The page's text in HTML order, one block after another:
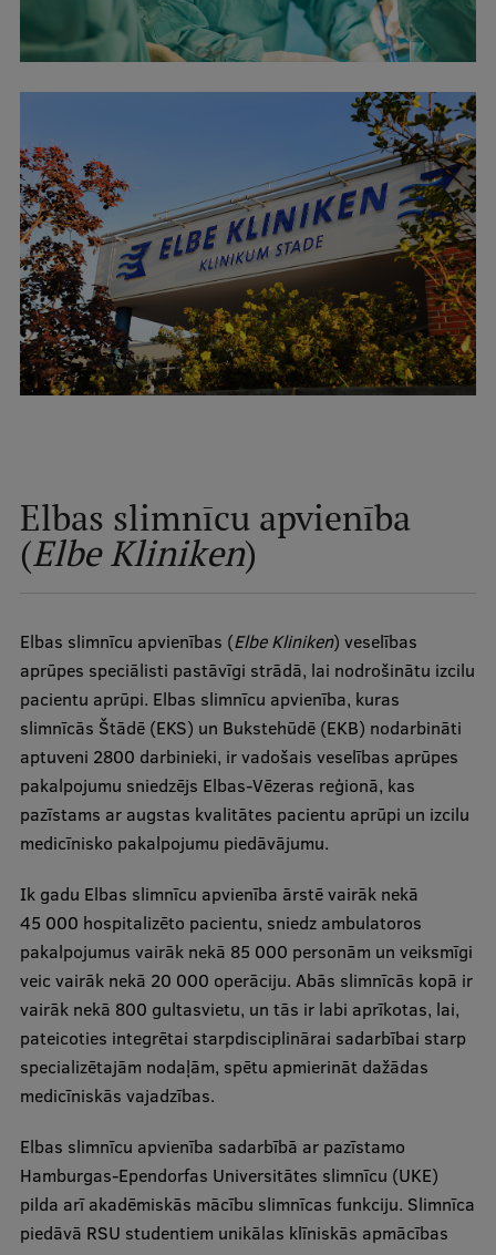
Studiju un vides pieejamība
Dati par 2025. gadu
Suvenīri un grāmatas
Mūžizglītība
Ētikas un līdztiesības mācības
Atvērtā universitāte
Sagatavošanas kursi
Kvalifikācijas atbilstības pārbaude
Pētniecība
Zinātniskie institūti un laboratorijas
Pētniecības datu pārvaldība
RSU zinātnes portāls
Zinātnes ietekme
Pētniecības platformas
Doktorantūras skola
Pētniecības pakalpojumi
Pētniecības projekti
Zinātnieku brokastis
Vertikāli integrētie projekti
Zinātniskās konferences
Inovāciju centrs
Elbas slimnīcu apvienība
(Elbe Kliniken)
Elbas slimnīcu apvienības (Elbe Kliniken) veselības
aprūpes speciālisti pastāvīgi strādā, lai nodrošinātu izcilu
pacientu aprūpi. Elbas slimnīcu apvienība, kuras
slimnīcās Štādē (EKS) un Bukstehūdē (EKB) nodarbināti
aptuveni 2800 darbinieki, ir vadošais veselības aprūpes
pakalpojumu sniedzējs Elbas-Vēzeras reģionā, kas
pazīstams ar augstas kvalitātes pacientu aprūpi un izcilu
medicīnisko pakalpojumu piedāvājumu.
Ik gadu Elbas slimnīcu apvienība ārstē vairāk nekā
45 000 hospitalizēto pacientu, sniedz ambulatoros
pakalpojumus vairāk nekā 85 000 personām un veiksmīgi
veic vairāk nekā 20 000 operāciju. Abās slimnīcās kopā ir
vairāk nekā 800 gultasvietu, un tās ir labi aprīkotas, lai,
pateicoties integrētai starpdisciplinārai sadarbībai starp
specializētajām nodaļām, spētu apmierināt dažādas
medicīniskās vajadzības.
Elbas slimnīcu apvienība sadarbībā ar pazīstamo
Hamburgas-Ependorfas Universitātes slimnīcu (UKE)
pilda arī akadēmiskās mācību slimnīcas funkciju. Slimnīca
piedāvā RSU studentiem unikālas klīniskās apmācības